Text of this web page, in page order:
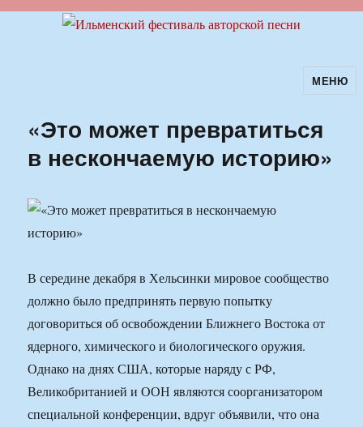
Ильменский фестиваль авторскойМЕНЮ
«Это может превратиться
в нескончаемую историю»
В середине декабря в Хельсинки мировое сообщество
должно было предпринять первую попытку
договориться об освобождении Ближнего Востока от
ядерного, химического и биологического оружия.
Однако на днях США, которые наряду с РФ,
Великобританией и ООН являются соорганизатором
специальной конференции, вдруг объявили, что она